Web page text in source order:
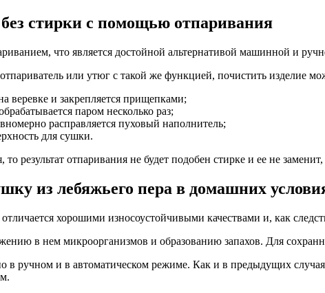
стирки с помощью отпаривания
что является достойной альтернативой машинной и
или утюг с такой же функцией, почистить изделие
веревке и закрепляется прищепками;
паром несколько раз;
расправляется пуховый наполнитель;
для сушки.
результат отпаривания не будет подобен стирке и ее не
из лебяжьего пера в домашних
хорошими износоустойчивыми качествами и, как
в нем микроорганизмов и образованию запахов. Для
в ручном и в автоматическом режиме. Как и в предыдущих